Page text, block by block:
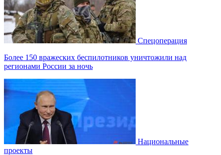
Спецоперация
Более 150 вражеских беспилотников уничтожили над
регионами России за ночь
Национальные
проекты